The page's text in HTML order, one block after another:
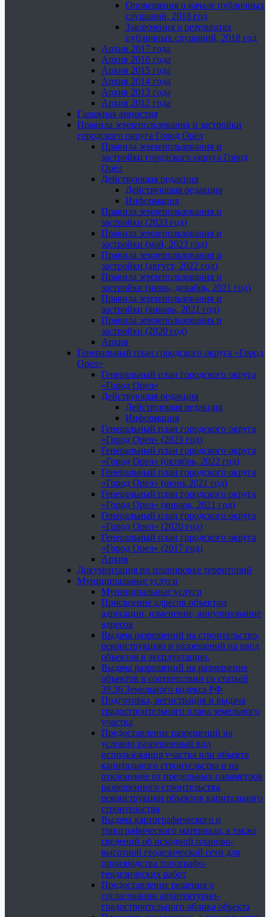
Оповещения о начале публичных
слушаний, 2018 год
Заключения о результатах
публичных слушаний, 2018 год
Архив 2017 года
Архив 2016 года
Архив 2015 года
Архив 2014 года
Архив 2013 года
Архив 2012 года
Гаражная амнистия
Правила землепользования и застройки
городского округа Город Орёл
Правила землепользования и
застройки городского округа Город
Орёл
Действующая редакция
Действующая редакция
Информация
Правила землепользования и
застройки (2023 год)
Правила землепользования и
застройки (май, 2023 год)
Правила землепользования и
застройки (август, 2022 год)
Правила землепользования и
застройки (июнь, декабрь, 2021 год)
Правила землепользования и
застройки (январь, 2021 год)
Правила землепользования и
застройки (2020 год)
Архив
Генеральный план городского округа «Город
Орел»
Генеральный план городского округа
«Город Орел»
Действующая редакция
Действующая редакция
Информация
Генеральный план городского округа
«Город Орел» (2023 год)
Генеральный план городского округа
«Город Орел» (октябрь, 2022 год)
Генеральный план городского округа
«Город Орел» (июнь 2021 год)
Генеральный план городского округа
«Город Орел» (январь, 2021 год)
Генеральный план городского округа
«Город Орел» (2020 год)
Генеральный план городского округа
«Город Орел» (2017 год)
Архив
Документация по планировке территорий
Муниципальные услуги
Муниципальные услуги
Присвоение адресов объектам
адресации, изменение, аннулирование
адресов
Выдача разрешений на строительство,
реконструкцию и разрешений на ввод
объектов в эксплуатацию.
Выдача разрешений на размещение
объектов в соответствии со статьей
39.36 Земельного кодекса РФ
Подготовка, регистрация и выдача
градостроительного плана земельного
участка
Предоставление разрешений на
условно разрешенный вид
использования участка или объекта
капитального строительства и на
отклонение от предельных параметров
разрешенного строительства,
реконструкции объектов капитального
строительства
Выдача картографического и
топографического материала, а также
сведений об исходной планово-
высотной геодезической сети для
производства топографо-
геодезических работ
Предоставление решения о
согласовании архитектурно-
градостроительного облика объекта